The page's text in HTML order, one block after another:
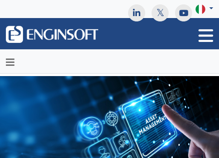
May we use cookies to track your activities? We take your
privacy very seriously. Please see our privacy policy for details
and any questions.